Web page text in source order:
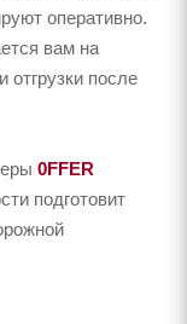
оперативно.
вам на
после
0FFER
подготовит